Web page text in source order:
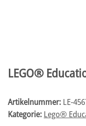
LEGO®
Artikelnummer: LE-
Kategorie: Lego®